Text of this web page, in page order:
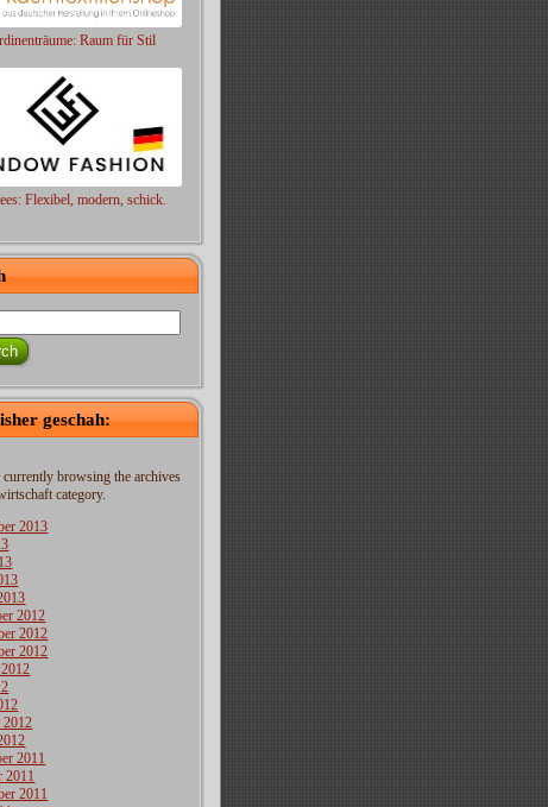
Raum für Stil
Flexibel, modern, schick.
geschah:
currently browsing the archives
category.
2013
2012
2012
2012
2012
2011
2011
2011